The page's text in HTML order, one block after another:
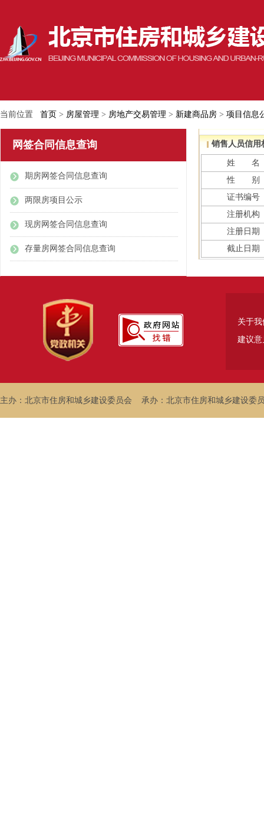
当前位置 首页 > 房屋管理 > 房地产交易管理 > 新建商品房 > 项目信息
网签合同信息查询
期房网签合同信息查询
两限房项目公示
现房网签合同信息查询
存量房网签合同信息查询
销售人员信用
姓 名
性 别
证书编号
注册机构
注册日期
截止日期
关于我
建议意
主办：北京市住房和城乡建设委员会 承办：北京市住房和城乡建设委